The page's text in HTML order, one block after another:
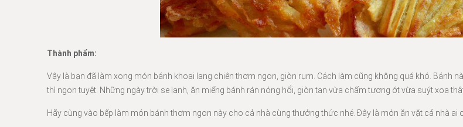
Thành phẩm:
Vậy là bạn đã làm xong món bánh khoai lang chiên thơm ngon, giòn rụm. Cách làm cũng không quá khó. Bánh
thì ngon tuyệt. Những ngày trời se lạnh, ăn miếng bánh rán nóng hổi, giòn tan vừa chấm tương ớt vừa suýt xoa
Hãy cùng vào bếp làm món bánh thơm ngon này cho cả nhà cùng thưởng thức nhé. Đây là món ăn vặt cả nhà ai